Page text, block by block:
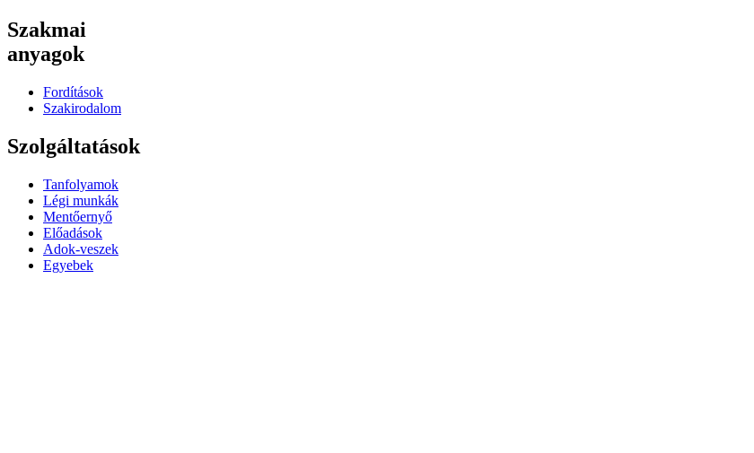
Szakmai
anyagok
Fordítások
Szakirodalom
Szolgáltatások
Tanfolyamok
Légi munkák
Mentőernyő
Előadások
Adok-veszek
Egyebek